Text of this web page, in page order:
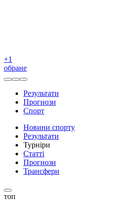
+1
обране
Результати
Прогнози
Спорт
Новини спорту
Результати
Турніри
Статті
Прогнози
Трансфери
топ